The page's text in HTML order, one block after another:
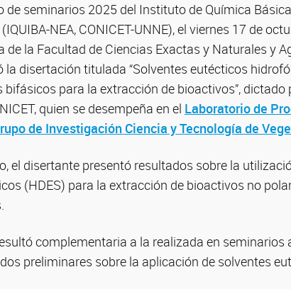
de seminarios 2025 del Instituto de Química
NEA, CONICET-UNNE), el viernes 17 de
de la Facultad de Ciencias Exactas y Naturales y
la disertación titulada “Solventes eutécticos
para la extracción de bioactivos”, dictado
quien se desempeña en el Laboratorio de
de Investigación Ciencia y Tecnología de
el disertante presentó resultados sobre la
(HDES) para la extracción de bioactivos no
complementaria a la realizada en seminarios
preliminares sobre la aplicación de solventes